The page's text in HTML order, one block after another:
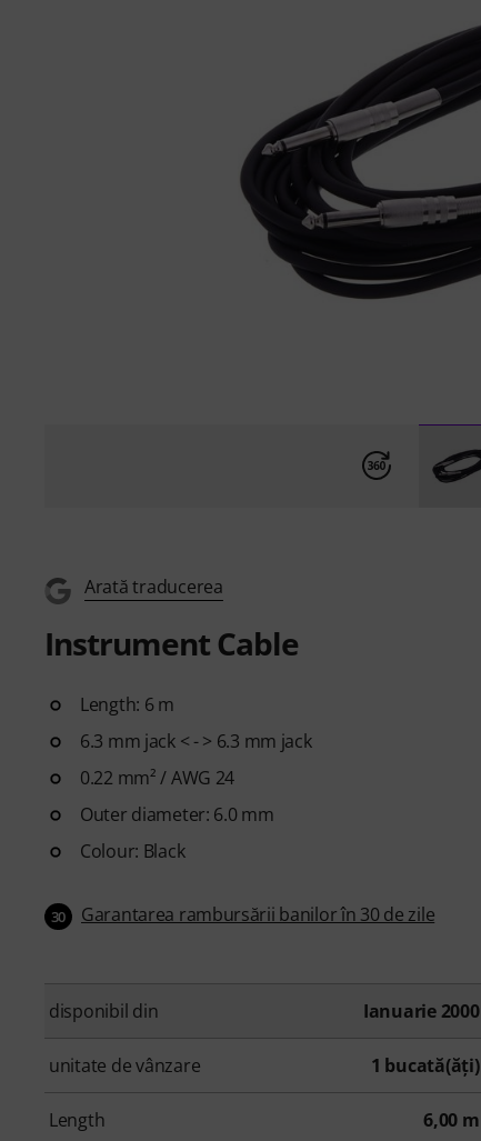
Arată traducerea
Instrument Cable
Length: 6 m
6.3 mm jack < - > 6.3 mm jack
0.22 mm² / AWG 24
Outer diameter: 6.0 mm
Colour: Black
30 Garantarea rambursării banilor în 30 de zile
disponibil din Ianuarie 2000
unitate de vânzare 1 bucată(ăţi)
Length 6,00 m